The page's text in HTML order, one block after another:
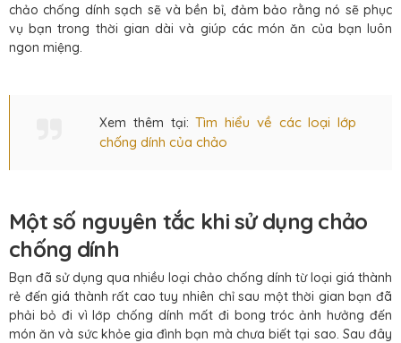
chảo chống dính sạch sẽ và bền bỉ, đảm bảo rằng nó sẽ phục
vụ bạn trong thời gian dài và giúp các món ăn của bạn luôn
ngon miệng.
Xem thêm tại:Tìm hiểu về các loại lớp
chống dính của chảo
Một số nguyên tắc khi sử dụng chảo
chống dính
Bạn đã sử dụng qua nhiều loại chảo chống dính từ loại giá thành
rẻ đến giá thành rất cao tuy nhiên chỉ sau một thời gian bạn đã
phải bỏ đi vì lớp chống dính mất đi bong tróc ảnh hưởng đến
món ăn và sức khỏe gia đình bạn mà chưa biết tại sao. Sau đây